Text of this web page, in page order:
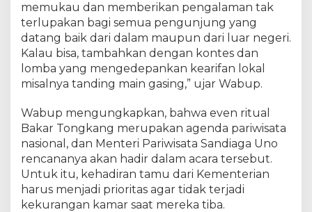
s
a
t
a
,
W
b
u
p
o
h
i
memukau dan memberikan pengalaman tak
terlupakan bagi semua pengunjung yang
datang baik dari dalam maupun dari luar negeri.
Kalau bisa, tambahkan dengan kontes dan
lomba yang mengedepankan kearifan lokal
misalnya tanding main gasing,” ujar Wabup.
Wabup mengungkapkan, bahwa even ritual
Bakar Tongkang merupakan agenda pariwisata
nasional, dan Menteri Pariwisata Sandiaga Uno
rencananya akan hadir dalam acara tersebut.
Untuk itu, kehadiran tamu dari Kementerian
harus menjadi prioritas agar tidak terjadi
kekurangan kamar saat mereka tiba.